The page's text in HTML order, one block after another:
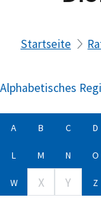
Startseite
Alphabetisches
A B C D
L M N O
W X Y Z